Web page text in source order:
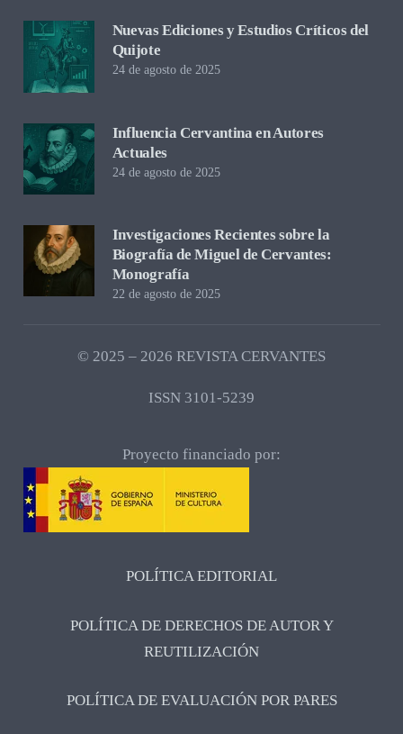
Nuevas Ediciones y Estudios Críticos del
Quijote
24 de agosto de 2025
Influencia Cervantina en Autores
Actuales
24 de agosto de 2025
Investigaciones Recientes sobre la
Biografía de Miguel de Cervantes:
Monografía
22 de agosto de 2025
© 2025 – 2026 REVISTA CERVANTES
ISSN 3101-5239
Proyecto financiado por:
POLÍTICA EDITORIAL
POLÍTICA DE DERECHOS DE AUTOR Y
REUTILIZACIÓN
POLÍTICA DE EVALUACIÓN POR PARES